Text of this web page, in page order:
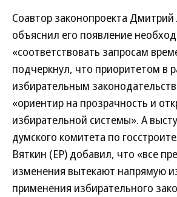
Соавтор законопроекта
объяснил его появление
«соответствовать запросам
подчеркнул, что приоритетом в
избирательным
«ориентир на прозрачность и
избирательной системы». А
думского комитета по
Вяткин (ЕР) добавил, что «все
изменения вытекают напрямую
применения избирательного